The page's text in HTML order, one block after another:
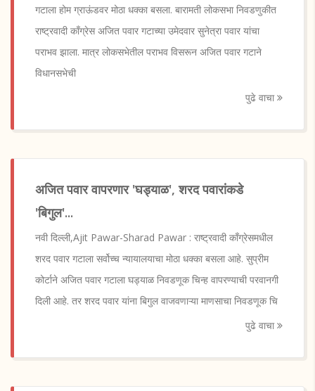
गटाला होम ग्राऊंडवर मोठा धक्का बसला. बारामती लोकसभा निवडणुकीत
राष्ट्रवादी काँग्रेस अजित पवार गटाच्या उमेदवार सुनेत्रा पवार यांचा
पराभव झाला. मात्र लोकसभेतील पराभव विसरून अजित पवार गटाने
विधानसभेची
पुढे वाचा
अजित पवार वापरणार 'घड्याळ', शरद पवारांकडे
'बिगुल'...
नवी दिल्ली,Ajit Pawar-Sharad Pawar : राष्ट्रवादी काँग्रेसमधील
शरद पवार गटाला सर्वोच्च न्यायालयाचा मोठा धक्का बसला आहे. सुप्रीम
कोर्टाने अजित पवार गटाला घड्याळ निवडणूक चिन्ह वापरण्याची परवानगी
दिली आहे. तर शरद पवार यांना बिगुल वाजवणाऱ्या माणसाचा निवडणूक चि
पुढे वाचा